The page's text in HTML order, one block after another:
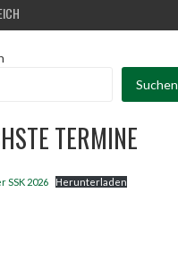
Suchen
TERMINE
SSK 2026 Herunterladen